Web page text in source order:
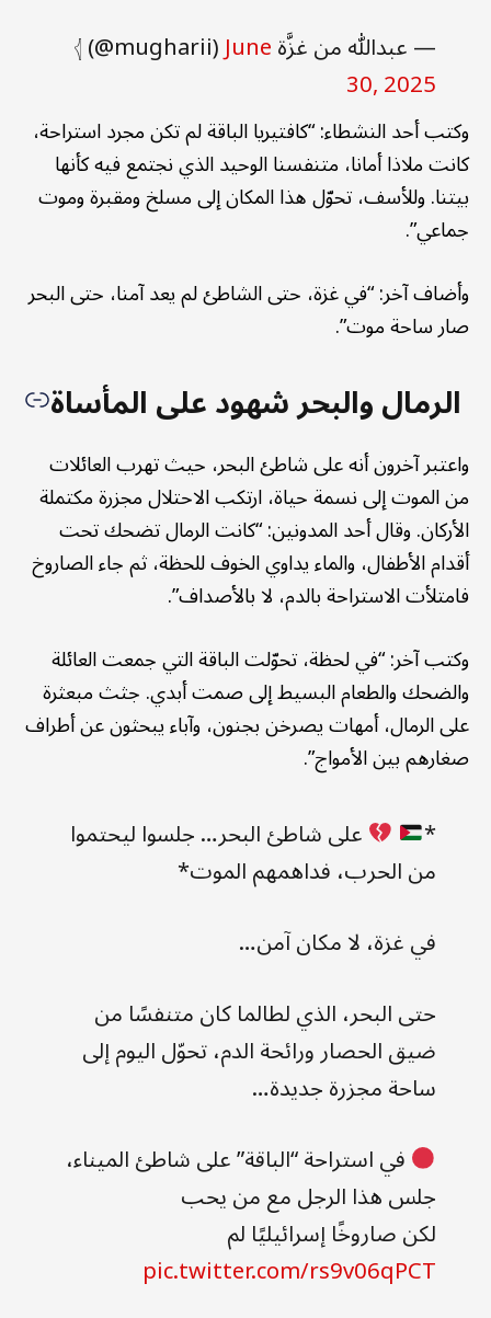
— عبداللّٰه من غزَّة 𓂆 (@mugharii)June
30, 2025
وكتب أحد النشطاء: “كافتيريا الباقة لم تكن مجرد استراحة،
كانت ملاذا أمانا، متنفسنا الوحيد الذي نجتمع فيه كأنها
بيتنا. وللأسف، تحوّل هذا المكان إلى مسلخ ومقبرة وموت
جماعي”.
وأضاف آخر: “في غزة، حتى الشاطئ لم يعد آمنا، حتى البحر
صار ساحة موت”.
الرمال والبحر شهود على المأساة
واعتبر آخرون أنه على شاطئ البحر، حيث تهرب العائلات
من الموت إلى نسمة حياة، ارتكب الاحتلال مجزرة مكتملة
الأركان. وقال أحد المدونين: “كانت الرمال تضحك تحت
أقدام الأطفال، والماء يداوي الخوف للحظة، ثم جاء الصاروخ
فامتلأت الاستراحة بالدم، لا بالأصداف”.
وكتب آخر: “في لحظة، تحوّلت الباقة التي جمعت العائلة
والضحك والطعام البسيط إلى صمت أبدي. جثث مبعثرة
على الرمال، أمهات يصرخن بجنون، وآباء يبحثون عن أطراف
صغارهم بين الأمواج”.
* على شاطئ البحر… جلسوا ليحتموا
من الحرب، فداهمهم الموت*
في غزة، لا مكان آمن…
حتى البحر، الذي لطالما كان متنفسًا من
ضيق الحصار ورائحة الدم، تحوّل اليوم إلى
ساحة مجزرة جديدة…
في استراحة “الباقة” على شاطئ الميناء،
جلس هذا الرجل مع من يحب
لكن صاروخًا إسرائيليًا لم
pic.twitter.com/rs9v06qPCT